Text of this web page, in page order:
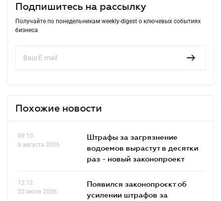
Подпишитесь на рассылку
Получайте по понедельникам weekly-digest о ключевых событиях
бизнеса
Похожие новости
09.10
6 августа 2026
Штрафы за загрязнение
водоемов вырастут в десятки
раз - новый законопроект
12.12
22 июля 2026
Появился законопроєкт об
усилении штрафов за